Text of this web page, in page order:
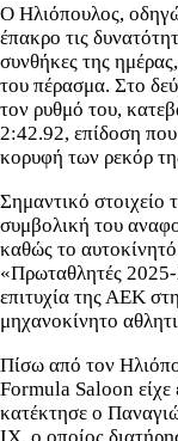
Ο Ηλιόπουλος,
έπακρο τις
συνθήκες της
του πέρασμα. Στο
τον ρυθμό του,
2:42.92, επίδοση που
κορυφή των ρεκόρ
Σημαντικό στοιχείο
συμβολική του
καθώς το
«Πρωταθλητές
επιτυχία της ΑΕΚ
μηχανοκίνητο
Πίσω από τον
Formula Saloon είχε
κατέκτησε ο